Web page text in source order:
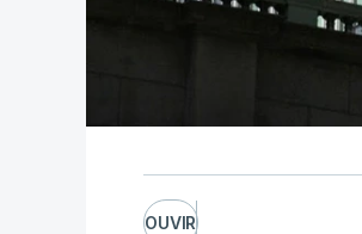
OUVIR